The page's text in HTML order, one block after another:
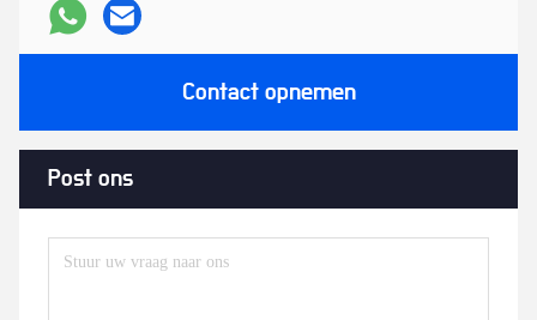
Contact opnemen
Post ons